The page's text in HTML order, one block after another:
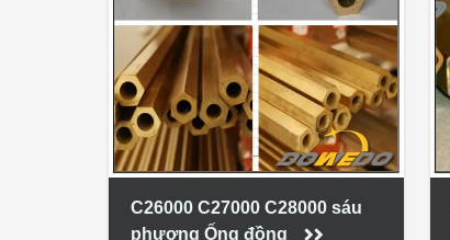
C26000 C27000 C28000 sáu
phương Ống đồng